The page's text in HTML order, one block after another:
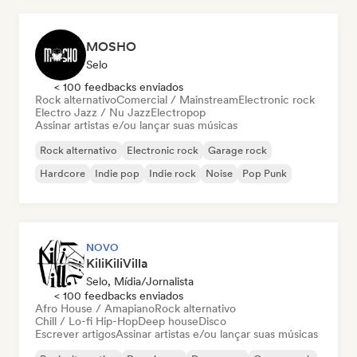
MOSHO
Selo
< 100 feedbacks enviados
Rock alternativoComercial / MainstreamElectronic rock
Electro Jazz / Nu JazzElectropop
Assinar artistas e/ou lançar suas músicas
Rock alternativo Electronic rock
Garage rock
Hardcore
Indie pop Indie rock Noise Pop Punk
NOVO
KiliKiliVilla
Selo, Mídia/Jornalista
< 100 feedbacks enviados
Afro House / AmapianoRock alternativo
Chill / Lo-fi Hip-HopDeep houseDisco
Escrever artigosAssinar artistas e/ou lançar suas músicas